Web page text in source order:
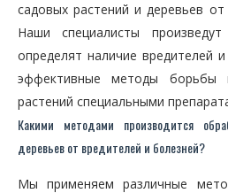
садовых растений и деревьев
Наши специалисты произведут
определят наличие вредителей
эффективные методы борьбы
растений специальными
Какими методами производится
деревьев от вредителей и болезней?
Мы применяем различные